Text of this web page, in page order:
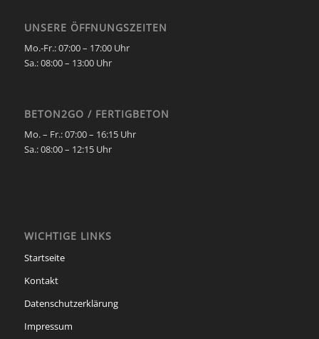
UNSERE ÖFFNUNGSZEITEN
Mo.-Fr.: 07:00 – 17:00 Uhr
Sa.:08:00 – 13:00 Uhr
BETON2GO / FERTIGBETON
Mo. – Fr.:07:00 – 16:15 Uhr
Sa.:08:00 – 12:15 Uhr
WICHTIGE LINKS
Startseite
Kontakt
Datenschutzerklärung
Impressum